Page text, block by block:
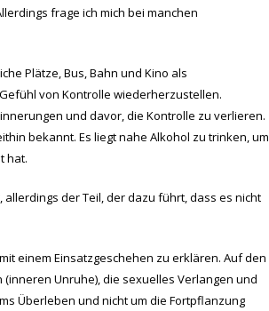
frage ich mich bei manchen
Plätze, Bus, Bahn und Kino als
von Kontrolle wiederherzustellen.
und davor, die Kontrolle zu verlieren.
bekannt. Es liegt nahe Alkohol zu trinken, um
hat.
, allerdings der Teil, der dazu führt, dass es nicht
einem Einsatzgeschehen zu erklären. Auf den
Unruhe), die sexuelles Verlangen und
Überleben und nicht um die Fortpflanzung